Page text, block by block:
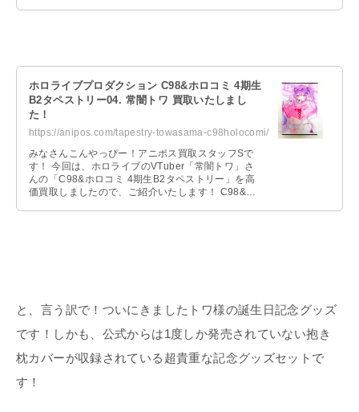
ホロライブプロダクション C98&ホロコミ 4期生
B2タペストリー04. 常闇トワ 買取いたしまし
た！
https://anipos.com/tapestry-towasama-c98holocomi/
みなさんこんやっぴー！アニポス買取スタッフSで
す！ 今回は、ホロライブのVTuber「常闇トワ」さ
んの「C98&ホロコミ 4期生B2タペストリー」を高
価買取しましたので、ご紹介いたします！ C98&ホ
と、言う訳で！ついにきましたトワ様の誕生日記念グッズ
です！しかも、公式からは1度しか発売されていない抱き
枕カバーが収録されている超貴重な記念グッズセットで
す！